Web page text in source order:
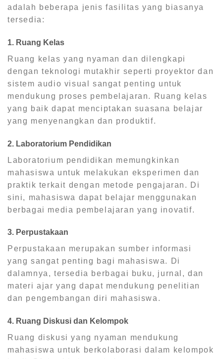
adalah beberapa jenis fasilitas yang biasanya
tersedia:
1. Ruang Kelas
Ruang kelas yang nyaman dan dilengkapi
dengan teknologi mutakhir seperti proyektor dan
sistem audio visual sangat penting untuk
mendukung proses pembelajaran. Ruang kelas
yang baik dapat menciptakan suasana belajar
yang menyenangkan dan produktif.
2. Laboratorium Pendidikan
Laboratorium pendidikan memungkinkan
mahasiswa untuk melakukan eksperimen dan
praktik terkait dengan metode pengajaran. Di
sini, mahasiswa dapat belajar menggunakan
berbagai media pembelajaran yang inovatif.
3. Perpustakaan
Perpustakaan merupakan sumber informasi
yang sangat penting bagi mahasiswa. Di
dalamnya, tersedia berbagai buku, jurnal, dan
materi ajar yang dapat mendukung penelitian
dan pengembangan diri mahasiswa.
4. Ruang Diskusi dan Kelompok
Ruang diskusi yang nyaman mendukung
mahasiswa untuk berkolaborasi dalam kelompok